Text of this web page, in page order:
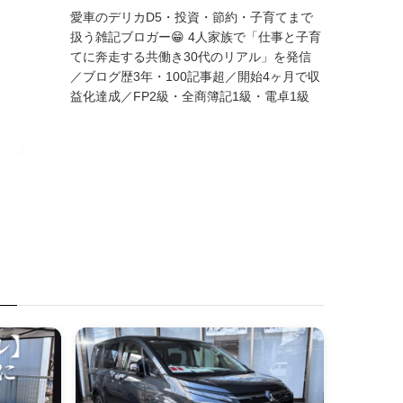
愛車のデリカD5・投資・節約・子育てまで
扱う雑記ブロガー😁 4人家族で「仕事と子育
てに奔走する共働き30代のリアル」を発信
／ブログ歴3年・100記事超／開始4ヶ月で収
益化達成／FP2級・全商簿記1級・電卓1級